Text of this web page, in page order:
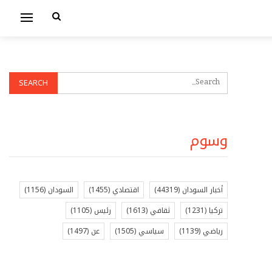
وسوم
أخبار السودان (44319) اقتصادي (1455) السودان (1156)
تركيا (1231) ثقافي (1613) رئيس (1105)
رياضي (1139) سياسي (1505) عن (1497)